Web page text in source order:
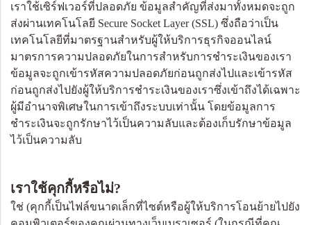
เราใช้เซิร์ฟเวอร์ที่ปลอดภัย ข้อมูลสำคัญที่ส่งมาทั้งหมดจะถูก
ส่งผ่านเทคโนโลยี Secure Socket Layer (SSL) ซึ่งถือว่าเป็น
เทคโนโลยีที่มาตรฐานสำหรับผู้ให้บริการธุรกิจออนไลน์
มาตรการความปลอดภัยในการสำหรับการชำระเงินของเรา
ข้อมูลจะถูกเข้ารหัสความปลอดภัยก่อนถูกส่งไปและเข้ารหัส
ก่อนถูกส่งไปยังผู้ให้บริการชำระเงินของเราซึ่งเข้าถึงได้เฉพาะ
ผู้มีอำนาจพิเศษในการเข้าถึงระบบเท่านั้น โดยข้อมูลการ
ชำระเงินจะถูกรักษาไว้เป็นความลับและต้องเก็บรักษาข้อมูล
ไว้เป็นความลับ
เราใช้คุกกี้หรือไม่?
ใช่ (คุกกี้เป็นไฟล์ขนาดเล็กที่ไซต์หรือผู้ให้บริการโอนย้ายไปยัง